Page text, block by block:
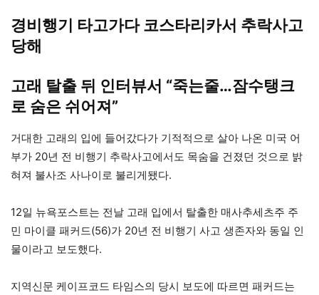
경비행기 타고가다 코스타리카서 추락사고
당해
고래 탈출 뒤 인터뷰서 “죽는줄…잠수탱크
로 숨은 쉬어져”
거대한 고래의 입에 들어갔다가 기적적으로 살아 나온 미국 어
부가 20년 전 비행기 추락사고에서도 목숨을 건졌던 것으로 밝
혀져 불사조 사나이로 불리게됐다.
12일 뉴욕포스트는 전날 고래 입에서 탈출한 매사추세츠주 주
민 마이클 패커드(56)가 20년 전 비행기 사고 생존자와 동일 인
물이라고 보도했다.
지역신문 케이프코드 타임스의 당시 보도에 따르면 패커드는